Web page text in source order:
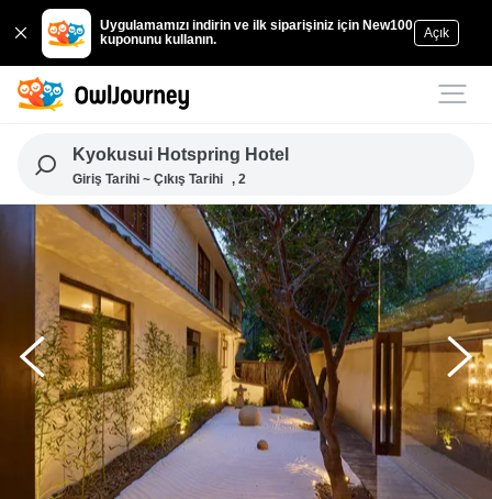
Uygulamamızı indirin ve ilk siparişiniz için New100
kuponunu kullanın.
Açık
Kyokusui Hotspring Hotel
Giriş Tarihi ~ Çıkış Tarihi , 2